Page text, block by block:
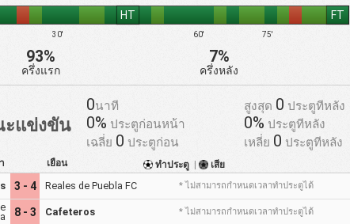
30'
HT
60' 75'
FT
93%
ครึ่งแรก
7%
ครึ่งหลัง
ะแข่งขัน
0นาที สูงสุด 0 ประตูทีหลัง
0% ประตูก่อนหน้า 0% ประตูทีหลัง
เฉลี่ย 0 ประตูก่อน เหลี่ย 0 ประตูทีหลัง
เยือน ทำประตู เสีย
3 - 4 Reales de Puebla FC * ไม่สามารถกำหนดเวลาทำประตูได้
8 - 3 Cafeteros * ไม่สามารถกำหนดเวลาทำประตูได้